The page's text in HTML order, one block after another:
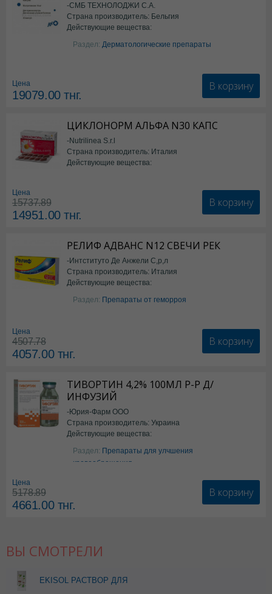
-СМБ ТЕХНОЛОДЖИ С.А.
Страна производитель: Бельгия
Действующие вещества:
Изотретиноин
Раздел: Дерматологические препараты
Цена
19079.00тнг.
В корзину
ЦИКЛОНОРМ АЛЬФА N30 КАПС
-Nutrilinea S.r.l
Страна производитель: Италия
Действующие вещества:
Цена
15737.89
14951.00тнг.
В корзину
РЕЛИФ АДВАНС N12 СВЕЧИ РЕК
-Интституто Де Анжели С,р,л
Страна производитель: Италия
Действующие вещества:
Бензокаин
Раздел: Препараты от геморроя
Цена
4507.78
4057.00тнг.
В корзину
ТИВОРТИН 4,2% 100МЛ Р-Р Д/
ИНФУЗИЙ
-Юрия-Фарм ООО
Страна производитель: Украина
Действующие вещества:
Аргинин
Раздел: Препараты для улчшения
кровообращения
Цена
5178.89
4661.00тнг.
В корзину
ВЫ СМОТРЕЛИ
EKISOL РАСТВОР ДЛЯ